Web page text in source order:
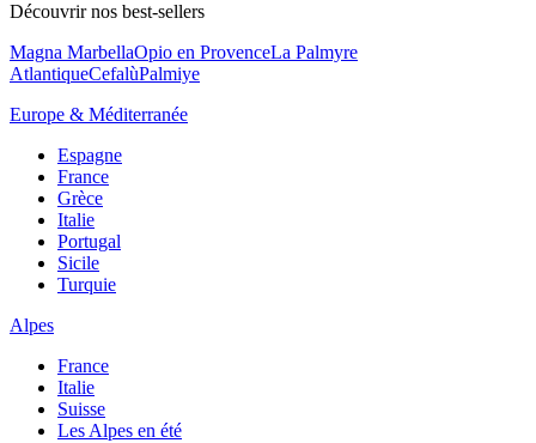
Découvrir nos best-sellers
Magna MarbellaOpio en ProvenceLa Palmyre
AtlantiqueCefalùPalmiye
Europe & Méditerranée
Espagne
France
Grèce
Italie
Portugal
Sicile
Turquie
Alpes
France
Italie
Suisse
Les Alpes en été